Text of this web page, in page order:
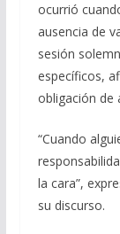
ocurrió
ausencia de
sesión
específicos,
obligación de
“Cuando
la cara”,
su discurso.